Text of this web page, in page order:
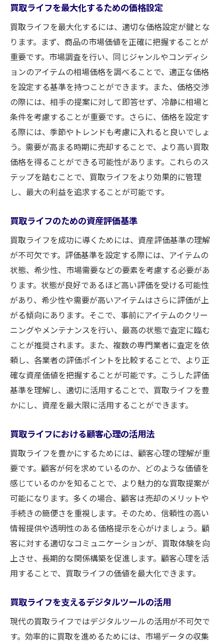
買取ライフにおけるリスク管理
買取の流れを理解して競合に差をつける秘訣
買取ライフを成功させるためのプロセス理
買取ライフを支える効率的な手続き
競合分析で買取ライフを差別化する方法
買取ライフにおける顧客体験の向上
買取ライフの流れを最適化するための技術
買取ライフでの法規制とコンプライアンス
成功する買取体験のための必須の知識と戦略
買取ライフでの基礎知識の重要性
買取ライフでのガイドラインの策定
顧客ニーズを理解した買取ライフの実践
買取ライフの成功事例から学ぶ
買取ライフを支える継続的な学習
買取ライフを彩るための賢い売却ポイント
買取ライフでの売却計画の立案
高値売却を実現する買取ライフの戦略
買取ライフにおける商品のプレゼンテーシ
ョン
買取ライフでの売却チャネルの選定
買取ライフでの価格見直しのタイミング
買取ライフを彩るアフターサービス
買取ライフに潜むリスクの見極め方
失敗を避けるための買取ライフのチェック
ポイント
プロの視点で買取ライフを見直す
買取ライフでのトラブルシューティング
失敗から学ぶ買取ライフの教訓
買取ライフでのフィードバックの活用
買取ライフを最大化するための価格設定
買取ライフを最大化するには、適切な価格設定が鍵とな
ります。まず、商品の市場価値を正確に把握することが
重要です。市場調査を行い、同じジャンルやコンディシ
ョンのアイテムの相場価格を調べることで、適正な価格
を設定する基準を持つことができます。また、価格交渉
の際には、相手の提案に対して即答せず、冷静に相場と
条件を考慮することが重要です。さらに、価格を設定す
る際には、季節やトレンドも考慮に入れると良いでしょ
う。需要が高まる時期に売却することで、より高い買取
価格を得ることができる可能性があります。これらのス
テップを踏むことで、買取ライフをより効果的に管理
し、最大の利益を追求することが可能です。
買取ライフのための資産評価基準
買取ライフを成功に導くためには、資産評価基準の理解
が不可欠です。評価基準を設定する際には、アイテムの
状態、希少性、市場需要などの要素を考慮する必要があ
ります。状態が良好であるほど高い評価を受ける可能性
があり、希少性や需要が高いアイテムはさらに評価が上
がる傾向にあります。そこで、事前にアイテムのクリー
ニングやメンテナンスを行い、最高の状態で査定に臨む
ことが推奨されます。また、複数の専門業者に査定を依
頼し、各業者の評価ポイントを比較することで、より正
確な資産価値を把握することが可能です。こうした評価
基準を理解し、適切に活用することで、買取ライフを豊
かにし、資産を最大限に活用することができます。
買取ライフにおける顧客心理の活用法
買取ライフを豊かにするためには、顧客心理の理解が重
要です。顧客が何を求めているのか、どのような価値を
感じているのかを知ることで、より魅力的な買取提案が
可能になります。多くの場合、顧客は売却のメリットや
手続きの簡便さを重視します。そのため、信頼性の高い
情報提供や透明性のある価格提示を心がけましょう。顧
客に対する適切なコミュニケーションが、買取体験を向
上させ、長期的な関係構築を促進します。顧客心理を活
用することで、買取ライフの価値を最大化できます。
買取ライフを支えるデジタルツールの活用
現代の買取ライフではデジタルツールの活用が不可欠で
す。効率的に買取を進めるためには、市場データの収集